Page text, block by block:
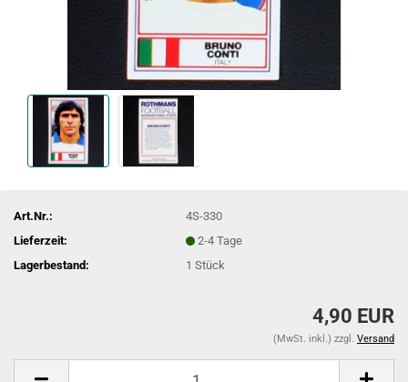
Art.Nr.:
4S-330
Lieferzeit:
2-4 Tage
Lagerbestand:
1Stück
4,90 EUR
(MwSt. inkl.) zzgl. Versand